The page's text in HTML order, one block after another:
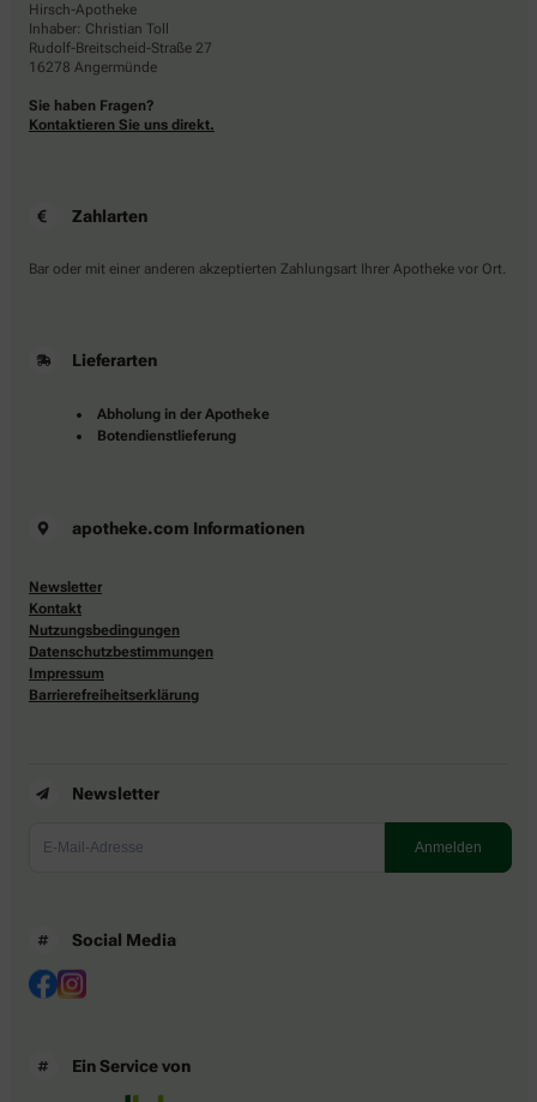
Hirsch-Apotheke
Inhaber: Christian Toll
Rudolf-Breitscheid-Straße 27
16278 Angermünde
Sie haben Fragen?
Kontaktieren Sie uns direkt.
Zahlarten
Bar oder mit einer anderen akzeptierten Zahlungsart Ihrer Apotheke vor Ort.
Lieferarten
Abholung in der Apotheke
Botendienstlieferung
apotheke.com Informationen
Newsletter
Kontakt
Nutzungsbedingungen
Datenschutzbestimmungen
Impressum
Barrierefreiheitserklärung
Newsletter
Social Media
Ein Service von